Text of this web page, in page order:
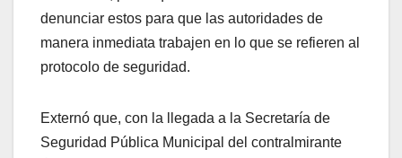
denunciar estos para que las autoridades de
manera inmediata trabajen en lo que se refieren al
protocolo de seguridad.
Externó que, con la llegada a la Secretaría de
Seguridad Pública Municipal del contralmirante